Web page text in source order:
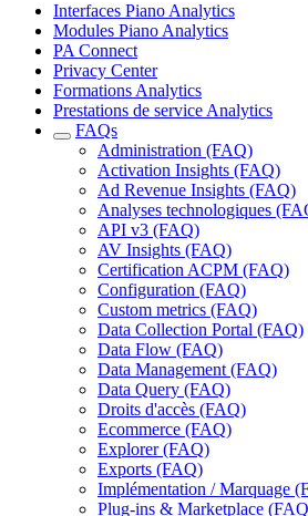
Interfaces Piano Analytics
Modules Piano Analytics
PA Connect
Privacy Center
Formations Analytics
Prestations de service Analytics
FAQs
Administration (FAQ)
Activation Insights (FAQ)
Ad Revenue Insights (FAQ)
Analyses technologiques
API v3 (FAQ)
AV Insights (FAQ)
Certification ACPM (FAQ)
Configuration (FAQ)
Custom metrics (FAQ)
Data Collection Portal (FAQ)
Data Flow (FAQ)
Data Management (FAQ)
Data Query (FAQ)
Droits d'accès (FAQ)
Ecommerce (FAQ)
Explorer (FAQ)
Exports (FAQ)
Implémentation / Marquage
Plug-ins & Marketplace